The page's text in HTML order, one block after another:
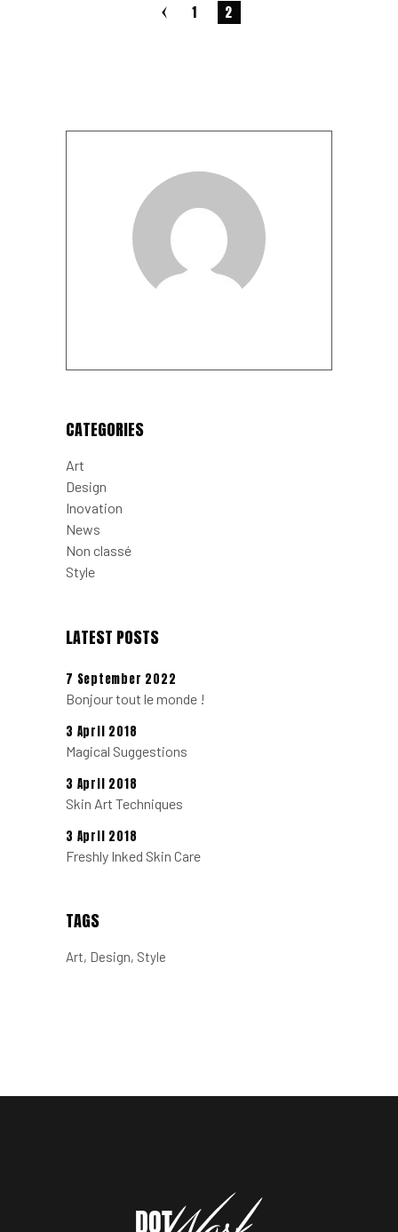
1 2
CATEGORIES
Art
Design
Inovation
News
Non classé
Style
LATEST POSTS
7 September 2022
Bonjour tout le monde !
3 April 2018
Magical Suggestions
3 April 2018
Skin Art Techniques
3 April 2018
Freshly Inked Skin Care
TAGS
Art Design Style